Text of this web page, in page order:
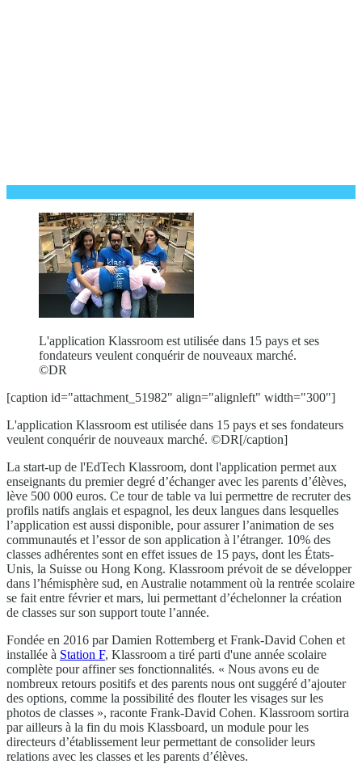
L'application Klassroom est utilisée dans 15 pays et ses
fondateurs veulent conquérir de nouveaux marché.
©DR
[caption id="attachment_51982" align="alignleft" width="300"]
L'application Klassroom est utilisée dans 15 pays et ses fondateurs
veulent conquérir de nouveaux marché. ©DR[/caption]
La start-up de l'EdTech Klassroom, dont l'application permet aux
enseignants du premier degré d’échanger avec les parents d’élèves,
lève 500 000 euros. Ce tour de table va lui permettre de recruter des
profils natifs anglais et espagnol, les deux langues dans lesquelles
l’application est aussi disponible, pour assurer l’animation de ses
communautés et l’essor de son application à l’étranger. 10% des
classes adhérentes sont en effet issues de 15 pays, dont les États-
Unis, la Suisse ou Hong Kong. Klassroom prévoit de se développer
dans l’hémisphère sud, en Australie notamment où la rentrée scolaire
se fait entre février et mars, lui permettant d’échelonner la création
de classes sur son support toute l’année.
Fondée en 2016 par Damien Rottemberg et Frank-David Cohen et
installée à Station F, Klassroom a tiré parti d'une année scolaire
complète pour affiner ses fonctionnalités. « Nous avons eu de
nombreux retours positifs et des parents nous ont suggéré d’ajouter
des options, comme la possibilité des flouter les visages sur les
photos de classes », raconte Frank-David Cohen. Klassroom sortira
par ailleurs à la fin du mois Klassboard, un module pour les
directeurs d’établissement leur permettant de consolider leurs
relations avec les classes et les parents d’élèves.